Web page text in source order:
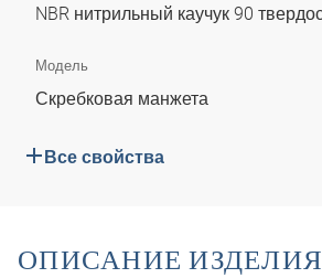
NBR нитрильный каучук 90
Модель
Скребковая манжета
Все свойства
ОПИСАНИЕ ИЗДЕЛИЯ